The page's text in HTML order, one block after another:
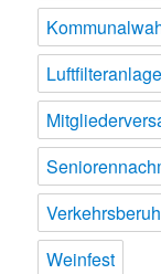
Weinfest